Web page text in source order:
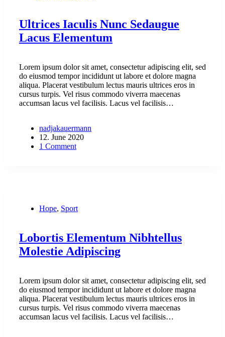
Ultrices Iaculis Nunc Sedaugue
Lacus Elementum
Lorem ipsum dolor sit amet, consectetur adipiscing elit, sed
do eiusmod tempor incididunt ut labore et dolore magna
aliqua. Placerat vestibulum lectus mauris ultrices eros in
cursus turpis. Vel risus commodo viverra maecenas
accumsan lacus vel facilisis. Lacus vel facilisis…
nadjakauermann
12. June 2020
1 Comment
Hope, Sport
Lobortis Elementum Nibhtellus
Molestie Adipiscing
Lorem ipsum dolor sit amet, consectetur adipiscing elit, sed
do eiusmod tempor incididunt ut labore et dolore magna
aliqua. Placerat vestibulum lectus mauris ultrices eros in
cursus turpis. Vel risus commodo viverra maecenas
accumsan lacus vel facilisis. Lacus vel facilisis…